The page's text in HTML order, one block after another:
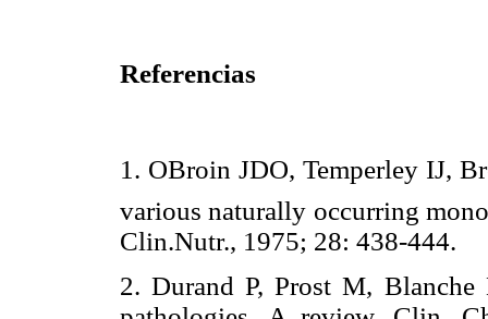
Referencias
1. OBroin JDO, Temperley IJ,
various naturally occurring
Clin.Nutr., 1975; 28: 438-
2. Durand P, Prost M, Blanche